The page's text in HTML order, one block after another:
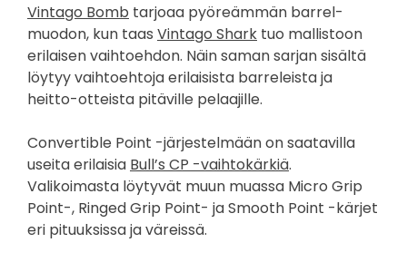
Vintago Bomb tarjoaa pyöreämmän barrel-
muodon, kun taas Vintago Shark tuo mallistoon
erilaisen vaihtoehdon. Näin saman sarjan sisältä
löytyy vaihtoehtoja erilaisista barreleista ja
heitto-otteista pitäville pelaajille.
Convertible Point -järjestelmään on saatavilla
useita erilaisia Bull’s CP -vaihtokärkiä.
Valikoimasta löytyvät muun muassa Micro Grip
Point-, Ringed Grip Point- ja Smooth Point -kärjet
eri pituuksissa ja väreissä.